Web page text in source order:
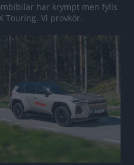
har krympt men fylls
Touring. Vi provkör.